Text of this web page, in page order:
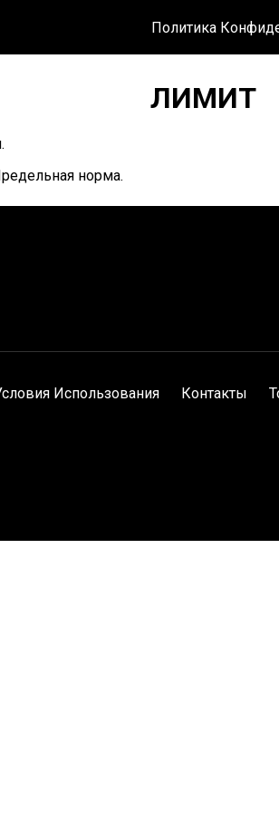
Политика
ЛИМИТ
норма.
Использования Контакты